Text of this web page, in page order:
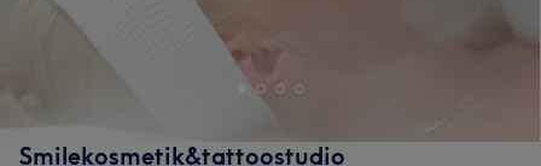
Smilekosmetik&tattoostudio